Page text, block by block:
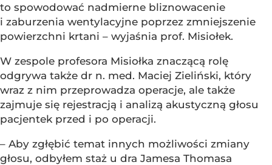
to spowodować nadmierne bliznowacenie
i zaburzenia wentylacyjne poprzez zmniejszenie
powierzchni krtani – wyjaśnia prof. Misiołek.
W zespole profesora Misiołka znaczącą rolę
odgrywa także dr n. med. Maciej Zieliński, który
wraz z nim przeprowadza operacje, ale także
zajmuje się rejestracją i analizą akustyczną głosu
pacjentek przed i po operacji.
– Aby zgłębić temat innych możliwości zmiany
głosu, odbyłem staż u dra Jamesa Thomasa